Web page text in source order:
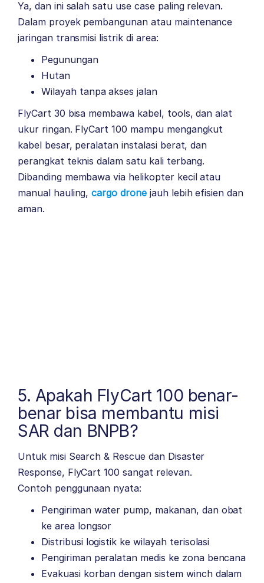
Ya, dan ini salah satu use case paling relevan.
Dalam proyek pembangunan atau maintenance
jaringan transmisi listrik di area:
Pegunungan
Hutan
Wilayah tanpa akses jalan
FlyCart 30 bisa membawa kabel, tools, dan alat
ukur ringan. FlyCart 100 mampu mengangkut
kabel besar, peralatan instalasi berat, dan
perangkat teknis dalam satu kali terbang.
Dibanding membawa via helikopter kecil atau
manual hauling,cargo dronejauh lebih efisien dan
aman.
5. Apakah FlyCart 100 benar-
benar bisa membantu misi
SAR dan BNPB?
Untuk misi Search & Rescue dan Disaster
Response, FlyCart 100 sangat relevan.
Contoh penggunaan nyata:
Pengiriman water pump, makanan, dan obat
ke area longsor
Distribusi logistik ke wilayah terisolasi
Pengiriman peralatan medis ke zona bencana
Evakuasi korban dengan sistem winch dalam